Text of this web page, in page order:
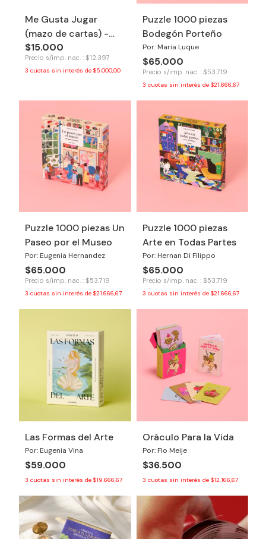
Me Gusta Jugar
(mazo de cartas) -
Tinkuy
$15.000
Precio s/imp. nac. : $12.397
3 cuotas sin interés de $5.000,00
Puzzle 1000 piezas
Bodegón Porteño
Por: Maria Luque
$65.000
Precio s/imp. nac. : $53.719
3 cuotas sin interés de $21.666,67
Puzzle 1000 piezas Un
Paseo por el Museo
Por: Eugenia Hernandez
$65.000
Precio s/imp. nac. : $53.719
3 cuotas sin interés de $21.666,67
Puzzle 1000 piezas
Arte en Todas Partes
Por: Hernan Di Filippo
$65.000
Precio s/imp. nac. : $53.719
3 cuotas sin interés de $21.666,67
Las Formas del Arte
Por: Eugenia Vina
$59.000
3 cuotas sin interés de $19.666,67
Oráculo Para la Vida
Por: Flo Meije
$36.500
3 cuotas sin interés de $12.166,67